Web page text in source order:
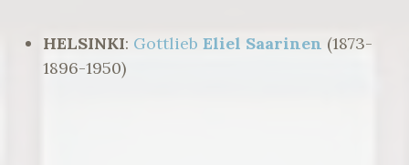
HELSINKI: Gottlieb Eliel Saarinen (1873-
1896-1950)